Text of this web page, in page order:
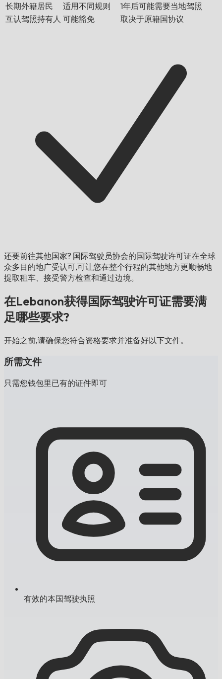
长期外籍居民
适用不同规则
1年后可能需要当地驾照
互认驾照持有人 可能豁免 取决于原籍国协议
还要前往其他国家? 国际驾驶员协会的国际驾驶许可证在全球
众多目的地广受认可,可让您在整个行程的其他地方更顺畅地
提取租车、接受警方检查和通过边境。
在Lebanon获得国际驾驶许可证需要满
足哪些要求?
开始之前,请确保您符合资格要求并准备好以下文件。
所需文件
只需您钱包里已有的证件即可
有效的本国驾驶执照